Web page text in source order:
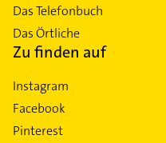
Das Telefonbuch
Das Örtliche
Zu finden auf
Instagram
Facebook
Pinterest